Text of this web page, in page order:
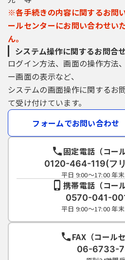
※各手続きの内容に関するお問
ールセンターにお問い合わせい
ん。
システム操作に関するお問合せ
ログイン方法、画面の操作方法
ー画面の表示など、
システムの画面操作に関するお
て受け付けています。
フォームでお問い合わせ
固定電話（コー
0120-464-119(フ
平日 9:00～17:00 年
携帯電話（コー
0570-041-
平日 9:00～17:00 年
FAX（コール
06-6733-